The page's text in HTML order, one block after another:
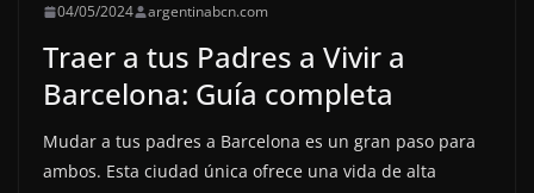
04/05/2024 argentinabcn.com
Traer a tus Padres a Vivir a
Barcelona: Guía completa
Mudar a tus padres a Barcelona es un gran paso para
ambos. Esta ciudad única ofrece una vida de alta